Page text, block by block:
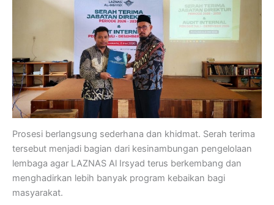
Prosesi berlangsung sederhana dan khidmat. Serah terima
tersebut menjadi bagian dari kesinambungan pengelolaan
lembaga agar LAZNAS Al Irsyad terus berkembang dan
menghadirkan lebih banyak program kebaikan bagi
masyarakat.